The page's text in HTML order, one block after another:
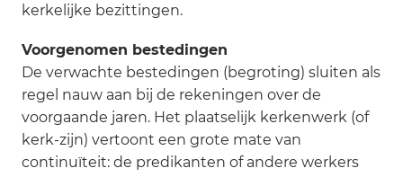
kerkelijke bezittingen.
Voorgenomen bestedingen
De verwachte bestedingen (begroting) sluiten als
regel nauw aan bij de rekeningen over de
voorgaande jaren. Het plaatselijk kerkenwerk (of
kerk-zijn) vertoont een grote mate van
continuïteit: de predikanten of andere werkers